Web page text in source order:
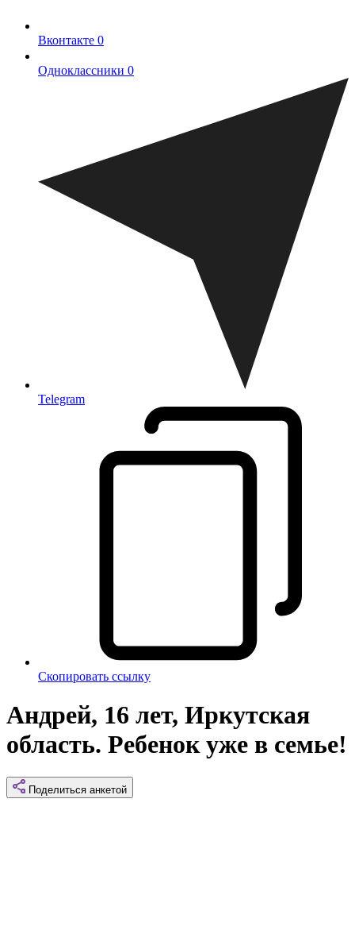
Вконтакте 0
Одноклассники 0
Telegram
Скопировать ссылку
Андрей, 16 лет, Иркутская
область. Ребенок уже в семье!
Поделиться анкетой